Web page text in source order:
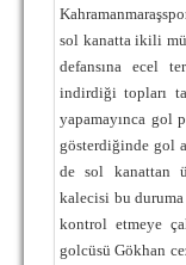
KUPA
ESKi
ESKİ
HAKKIMIZDA
MİSYON
sol kanatta ikili
defansına ecel
indirdiği topları
yapamayınca gol
gösterdiğinde gol
de sol kanattan
kalecisi bu duruma
kontrol etmeye
golcüsü Gökhan